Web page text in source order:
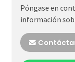
Póngase en
información